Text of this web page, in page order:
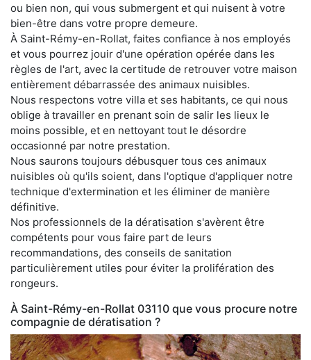
ou bien non, qui vous submergent et qui nuisent à votre
bien-être dans votre propre demeure.
À Saint-Rémy-en-Rollat, faites confiance à nos employés
et vous pourrez jouir d'une opération opérée dans les
règles de l'art, avec la certitude de retrouver votre maison
entièrement débarrassée des animaux nuisibles.
Nous respectons votre villa et ses habitants, ce qui nous
oblige à travailler en prenant soin de salir les lieux le
moins possible, et en nettoyant tout le désordre
occasionné par notre prestation.
Nous saurons toujours débusquer tous ces animaux
nuisibles où qu'ils soient, dans l'optique d'appliquer notre
technique d'extermination et les éliminer de manière
définitive.
Nos professionnels de la dératisation s'avèrent être
compétents pour vous faire part de leurs
recommandations, des conseils de sanitation
particulièrement utiles pour éviter la prolifération des
rongeurs.
À Saint-Rémy-en-Rollat 03110 que vous procure notre
compagnie de dératisation ?